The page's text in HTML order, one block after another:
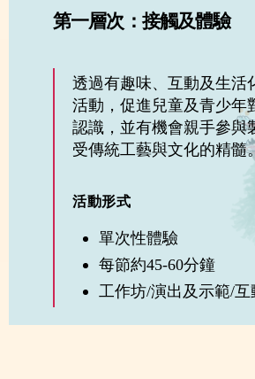
第一層次：接觸及體驗
透過有趣味、互動及生活
活動，促進兒童及青少年
認識，並有機會親手參與
受傳統工藝與文化的精髓
活動形式
單次性體驗
每節約45-60分鐘
工作坊/演出及示範/互